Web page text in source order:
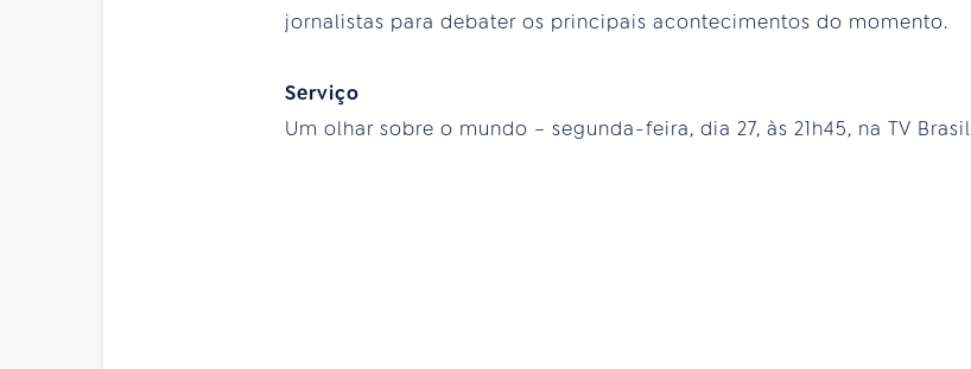
jornalistas para debater os principais acontecimentos do momento.
Serviço
Um olhar sobre o mundo – segunda-feira, dia 27, às 21h45, na TV Brasil